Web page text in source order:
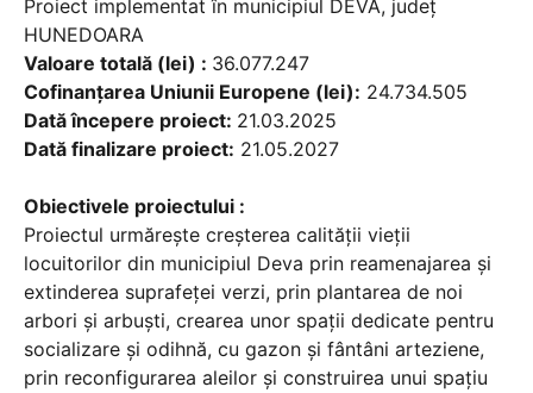
Proiect implementat în municipiul DEVA, județ
HUNEDOARA
Valoare totală (lei) : 36.077.247
Cofinanțarea Uniunii Europene (lei): 24.734.505
Dată începere proiect: 21.03.2025
Dată finalizare proiect: 21.05.2027
Obiectivele proiectului :
Proiectul urmărește creșterea calității vieții
locuitorilor din municipiul Deva prin reamenajarea și
extinderea suprafeței verzi, prin plantarea de noi
arbori și arbuști, crearea unor spații dedicate pentru
socializare și odihnă, cu gazon și fântâni arteziene,
prin reconfigurarea aleilor și construirea unui spațiu